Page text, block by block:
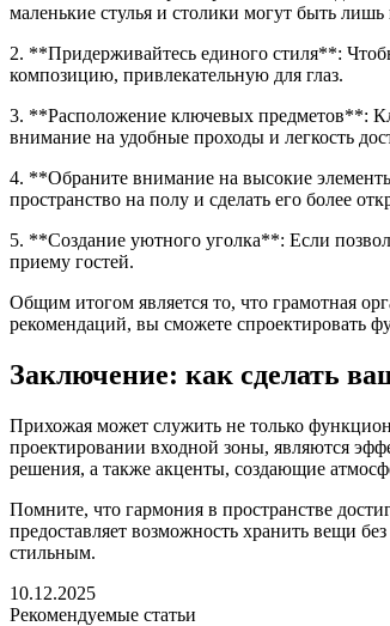
маленькие стулья и столики могут быть
2. **Придерживайтесь единого стиля**:
композицию, привлекательную для глаз.
3. **Расположение ключевых предметов**:
внимание на удобные проходы и легкость
4. **Обраните внимание на высокие
пространство на полу и сделать его более
5. **Создание уютного уголка**: Если
приему гостей.
Общим итогом является то, что грамотная
рекомендаций, вы сможете спроектировать
Заключение: как сделать
Прихожая может служить не только
проектировании входной зоны, являются
решения, а также акценты, создающие
Помните, что гармония в пространстве
предоставляет возможность хранить вещи
стильным.
10.12.2025
Рекомендуемые статьи